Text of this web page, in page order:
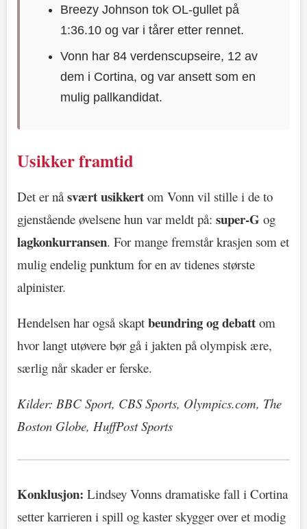
Breezy Johnson tok OL-gullet på
1:36.10 og var i tårer etter rennet.
Vonn har 84 verdenscupseire, 12 av
dem i Cortina, og var ansett som en
mulig pallkandidat.
Usikker framtid
Det er nåsvært usikkert om Vonn vil stille i de to
gjenstående øvelsene hun var meldt på: super-G og
lagkonkurransen. For mange fremstår krasjen som et
mulig endelig punktum for en av tidenes største
alpinister.
Hendelsen har også skapt beundring og debatt om
hvor langt utøvere bør gå i jakten på olympisk ære,
særlig når skader er ferske.
Kilder: BBC Sport, CBS Sports, Olympics.com, The
Boston Globe, HuffPost Sports
Konklusjon: Lindsey Vonns dramatiske fall i Cortina
setter karrieren i spill og kaster skygger over et modig